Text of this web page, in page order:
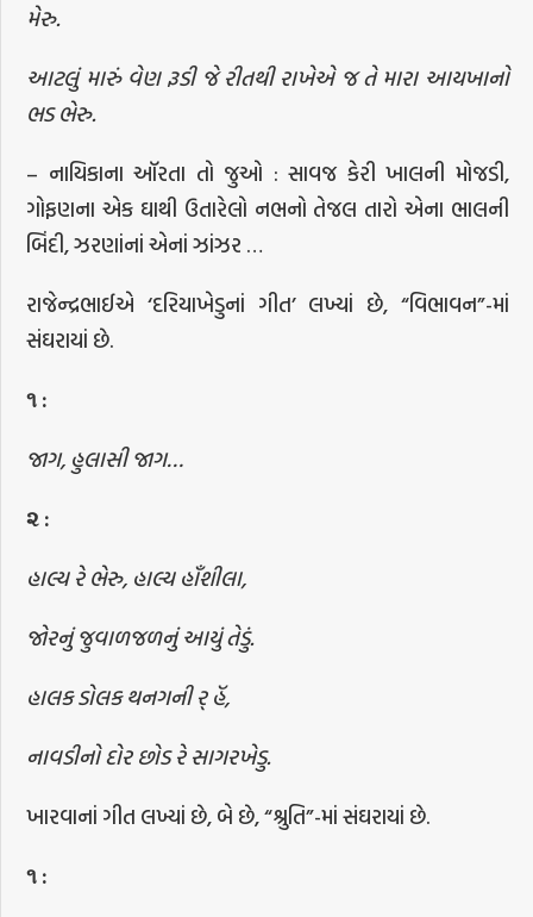
મેરુ.
આટલું મારું વેણ રૂડી જે રીતથી રાખેએ જ તે મારા આયખાનો
ભડ ભેરુ.
– નાયિકાના ઑરતા તો જુઓ : સાવજ કેરી ખાલની મોજડી,
ગોફણના એક ઘાથી ઉતારેલો નભનો તેજલ તારો એના ભાલની
બિંદી, ઝરણાંનાં એનાં ઝાંઝર …
રાજેન્દ્રભાઈએ ‘દરિયાખેડુનાં ગીત’ લખ્યાં છે, “વિભાવન”-માં
સંઘરાયાં છે.
૧:
જાગ, હુલાસી જાગ…
૨:
હાલ્ય રે ભેરુ, હાલ્ય હૉંશીલા,
જોરનું જુવાળજળનું આયું તેડું.
હાલક ડોલક થનગની ર્ હૅ,
નાવડીનો દોર છોડ રે સાગરખેડુ.
ખારવાનાં ગીત લખ્યાં છે, બે છે, “શ્રુતિ”-માં સંઘરાયાં છે.
૧: